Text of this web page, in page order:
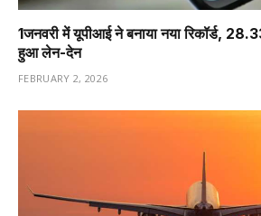
1️जनवरी में यूपीआई ने बनाया नया रिकॉर्ड,
हुआ लेन-देन
FEBRUARY 2, 2026